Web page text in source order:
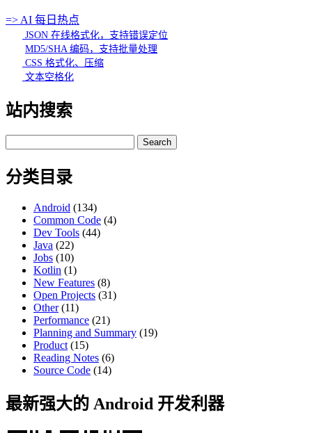
=> AI 每日热点
JSON 在线格式化，支持错误定位
MD5/SHA 编码，支持批量处理
CSS 格式化、压缩
文本空格化
站内搜索
for:
分类目录
Android (134)
Common Code (4)
Dev Tools (44)
Java (22)
Jobs (10)
Kotlin (1)
New Features (8)
Open Projects (31)
Other(11)
Performance (21)
Planning and Summary (19)
Product (15)
Reading Notes (6)
Source Code (14)
最新强大的 Android 开发利器